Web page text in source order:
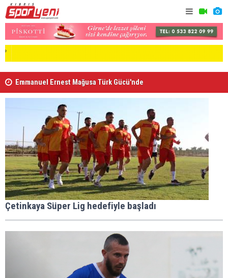
Emmanuel Ernest Mağusa Türk Gücü'nde
Çetinkaya Süper Lig hedefiyle başladı